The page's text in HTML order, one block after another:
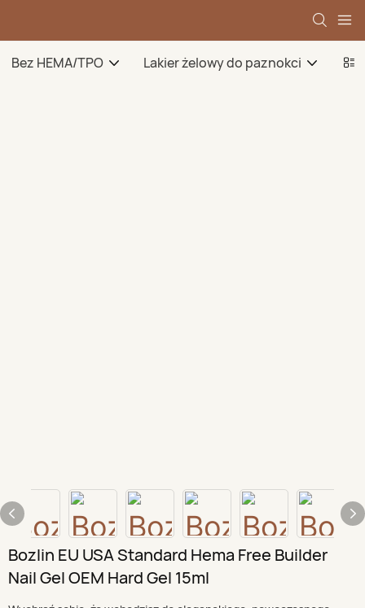
Bez HEMA/TPO Lakier żelowy do paznokci
Bozlin EU USA Standard Hema Free Builder
Nail Gel OEM Hard Gel 15ml